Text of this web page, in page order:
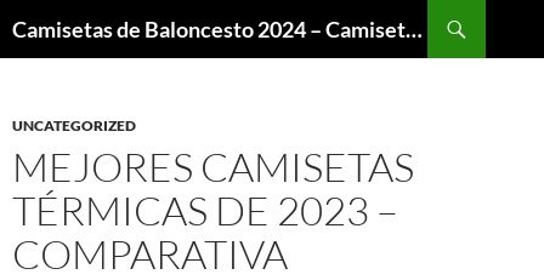
Camisetas de Baloncesto 2024 – Camisetas NBA
UNCATEGORIZED
MEJORES CAMISETAS
TÉRMICAS DE 2023 –
COMPARATIVA